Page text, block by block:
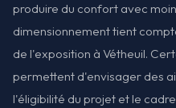
produire du confort avec
dimensionnement tient
de l'exposition à Vétheuil.
permettent d'envisager des
l'éligibilité du projet et le